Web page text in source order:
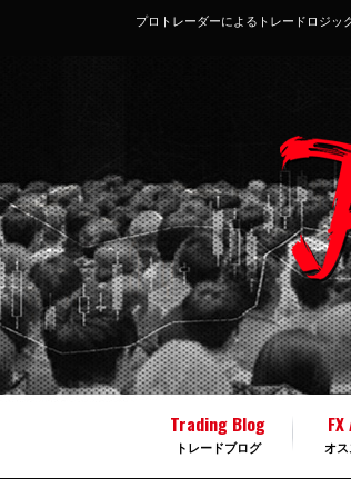
プロトレーダーによるトレードロジッ
トレードブログ
Trading Blog
オ